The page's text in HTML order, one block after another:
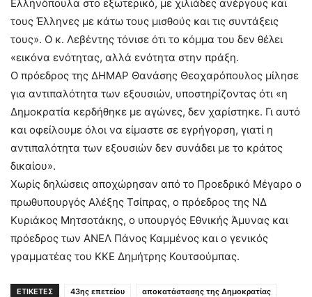
Ελληνόπουλα στο εξωτερικό, με χιλιάδες ανέργους και
τους Έλληνες με κάτω τους μισθούς και τις συντάξεις
τους». Ο κ. Λεβέντης τόνισε ότι το κόμμα του δεν θέλει
«εικόνα ενότητας, αλλά ενότητα στην πράξη.
Ο πρόεδρος της ΔΗΜΑΡ Θανάσης Θεοχαρόπουλος μίλησε
για αντιπαλότητα των εξουσιών, υποστηρίζοντας ότι «η
Δημοκρατία κερδήθηκε με αγώνες, δεν χαρίστηκε. Γι αυτό
και οφείλουμε όλοι να είμαστε σε εγρήγορση, γιατί η
αντιπαλότητα των εξουσιών δεν συνάδει με το κράτος
δικαίου».
Χωρίς δηλώσεις αποχώρησαν από το Προεδρικό Μέγαρο ο
πρωθυπουργός Αλέξης Τσίπρας, ο πρόεδρος της ΝΔ
Κυριάκος Μητσοτάκης, ο υπουργός Εθνικής Άμυνας και
πρόεδρος των ΑΝΕΛ Πάνος Καμμένος και ο γενικός
γραμματέας του ΚΚΕ Δημήτρης Κουτσούμπας.
ΕΤΙΚΕΤΕΣ 43ης επετείου
αποκατάστασης της Δημοκρατίας